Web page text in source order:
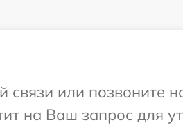
или позвоните
на Ваш запрос для